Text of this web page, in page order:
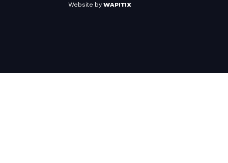
Website by